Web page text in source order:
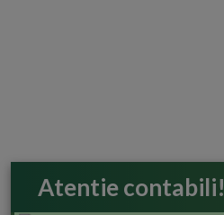
Atentie contabili!